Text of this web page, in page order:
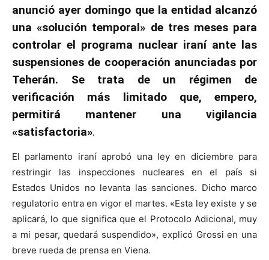
anunció ayer domingo que la entidad alcanzó
una «solución temporal» de tres meses para
controlar el programa nuclear iraní ante las
suspensiones de cooperación anunciadas por
Teherán. Se trata de un régimen de
verificación más limitado que, empero,
permitirá mantener una vigilancia
«satisfactoria».
El parlamento iraní aprobó una ley en diciembre para
restringir las inspecciones nucleares en el país si
Estados Unidos no levanta las sanciones. Dicho marco
regulatorio entra en vigor el martes. «Esta ley existe y se
aplicará, lo que significa que el Protocolo Adicional, muy
a mi pesar, quedará suspendido», explicó Grossi en una
breve rueda de prensa en Viena.